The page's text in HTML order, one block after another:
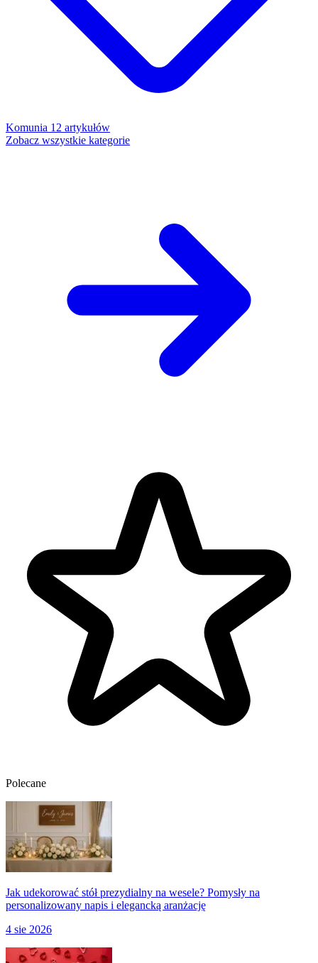
Komunia 12 artykułów
Zobacz wszystkie kategorie
Polecane
Jak udekorować stół prezydialny na wesele? Pomysły na
personalizowany napis i elegancką aranżację
4 sie 2026